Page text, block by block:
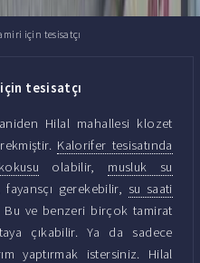
için tesisatçı
tesisatçı
Hilal mahallesi klozet
Kalorifer tesisatında
olabilir, musluk su
fayansçı gerekebilir, su saati
Bu ve benzeri birçok tamirat
çıkabilir. Ya da sadece
yaptırmak istersiniz. Hilal